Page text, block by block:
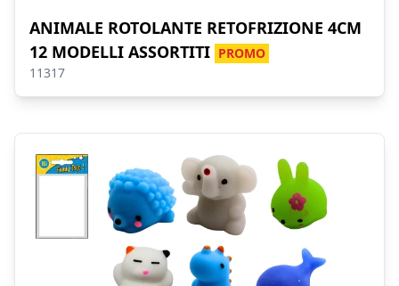
ANIMALE ROTOLANTE RETOFRIZIONE 4CM
12 MODELLI ASSORTITI PROMO
11317